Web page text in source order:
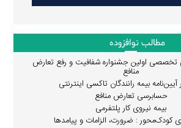
مطالب نوافزوده
تخصصی اولین جشنواره شفافیت و رفع تعارض
منافع
بیمه رانندگان تاکسی اینترنتی
حسابرسی تعارض منافع
بیمه نیروی کار پلتفرمی
کودک‌محور : ضرورت، الزامات و پیامدها